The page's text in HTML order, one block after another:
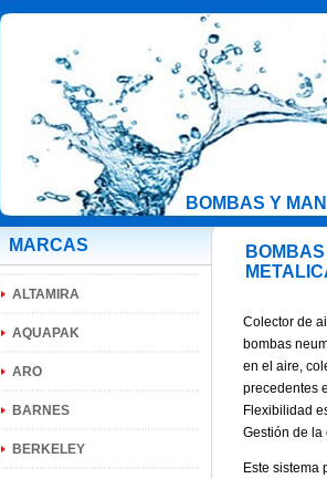
BOMBAS Y
MARCAS
ALTAMIRA
AQUAPAK
ARO
BARNES
BERKELEY
Colector de
bombas
en el aire,
precedentes
Flexibilidad
Gestión de la
Este sistema